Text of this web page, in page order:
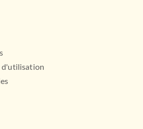
d'utilisation